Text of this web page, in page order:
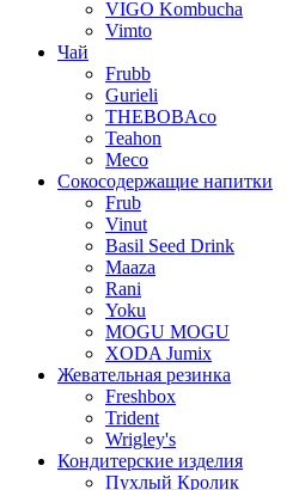
VIGO Kombucha
Vimto
Чай
Frubb
Gurieli
THEBOBAco
Teahon
Meco
Сокосодержащие напитки
Frub
Vinut
Basil Seed Drink
Maaza
Rani
Yoku
MOGU MOGU
XODA Jumix
Жевательная резинка
Freshbox
Trident
Wrigley's
Кондитерские изделия
Пухлый Кролик